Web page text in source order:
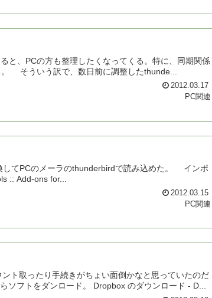
と、PCの方も整理したくなってくる。特に、同期関係
そういう訳で、数日前に調整したthunde...
2012.03.17
PC関連
てPCのメーラのthunderbirdで読み込めた。 インポ
:: Add-ons for...
2012.03.15
PC関連
ト取ったり手続きがちょい面倒かなと思っていたのだ
フトをダンロード。 Dropbox のダウンロード - D...